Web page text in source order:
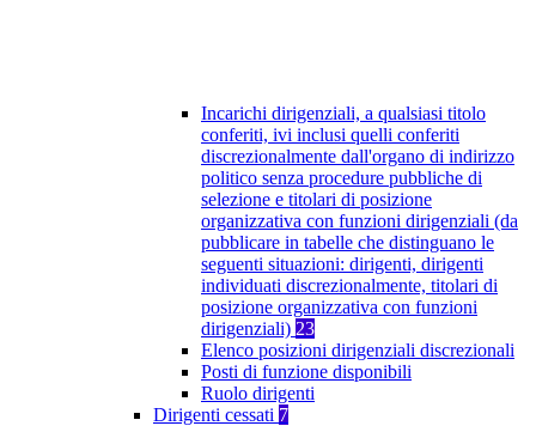
Incarichi dirigenziali, a qualsiasi titolo
conferiti, ivi inclusi quelli conferiti
discrezionalmente dall'organo di indirizzo
politico senza procedure pubbliche di
selezione e titolari di posizione
organizzativa con funzioni dirigenziali (da
pubblicare in tabelle che distinguano le
seguenti situazioni: dirigenti, dirigenti
individuati discrezionalmente, titolari di
posizione organizzativa con funzioni
dirigenziali) 23
Elenco posizioni dirigenziali discrezionali
Posti di funzione disponibili
Ruolo dirigenti
Dirigenti cessati 7